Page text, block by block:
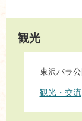
観光
東沢バラ
観光・交流